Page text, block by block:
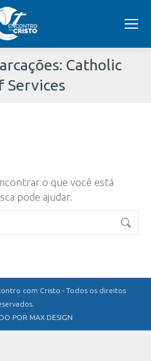
Catholic
Services
o que você está
pode ajudar.
com Cristo - Todos os direitos
POR MAX DESIGN